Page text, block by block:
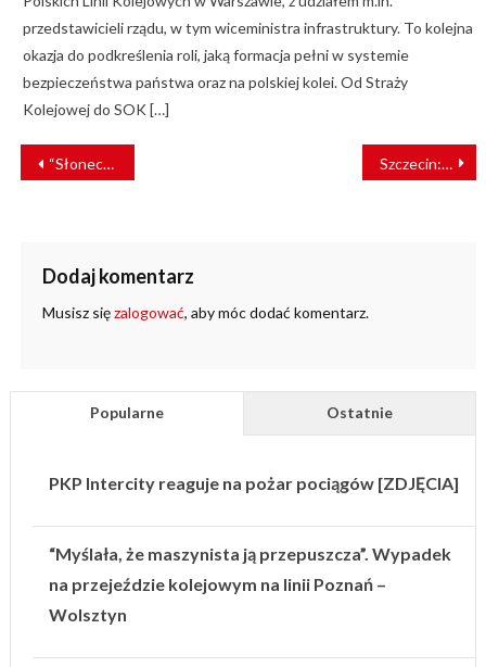
przedstawicieli rządu, w tym wiceministra infrastruktury. To kolejna
okazja do podkreślenia roli, jaką formacja pełni w systemie
bezpieczeństwa państwa oraz na polskiej kolei. Od Straży
Kolejowej do SOK […]
NAWIGACJA
WPISU
“Słoneczny” w tym roku nie pojedzie Szczecin: SKM szuka nielegalnych przejść przez tory
Dodaj komentarz
Musisz sięzalogować, aby móc dodać komentarz.
Popularne Ostatnie
PKP Intercity reaguje na pożar pociągów [ZDJĘCIA]
“Myślała, że maszynista ją przepuszcza”. Wypadek
na przejeździe kolejowym na linii Poznań –
Wolsztyn